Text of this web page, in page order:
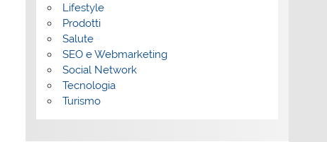
Lifestyle
Prodotti
Salute
SEO e Webmarketing
Social Network
Tecnologia
Turismo